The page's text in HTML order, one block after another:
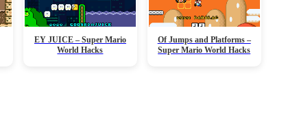
EY JUICE – Super Mario
World Hacks
Of Jumps and Platforms –
Super Mario World Hacks